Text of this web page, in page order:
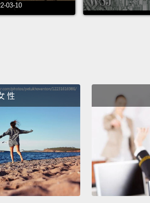
Oh! Look at it dripping down, with
喔!你看看它滴下來的樣子，上面還有
孩子，妳把這些餡料吃光光後牙齒就會
Oh! Cap'n Crunch!
Oh, no, ma'am!
Crunch on the top.
And then you
for your dentist, baby, because they
overtime working on your mouth.
gonna eat that? Girl, you crazy.
03-10
性